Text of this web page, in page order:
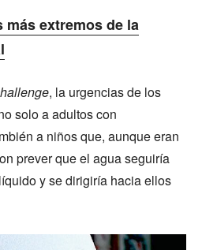
más extremos de la
, la urgencias de los
solo a adultos con
a niños que, aunque eran
prever que el agua seguiría
y se dirigiría hacia ellos